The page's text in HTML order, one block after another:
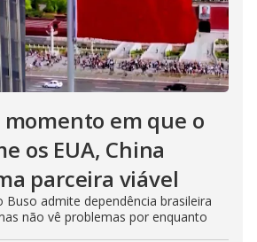
em que o
os EUA, China
parceira viável
Buso admite dependência brasileira
não vê problemas por enquanto